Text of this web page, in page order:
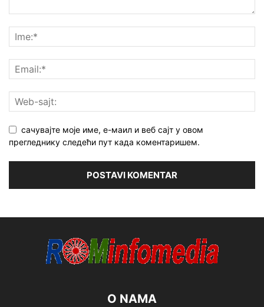
сачувајте моје име, е-маил и веб сајт у овом
прегледнику следећи пут када коментаришем.
O NAMA